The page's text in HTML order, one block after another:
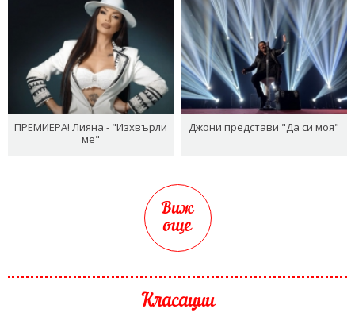
ПРЕМИЕРА! Лияна - "Изхвърли
ме"
Джони представи "Да си моя"
Виж
още
Класации